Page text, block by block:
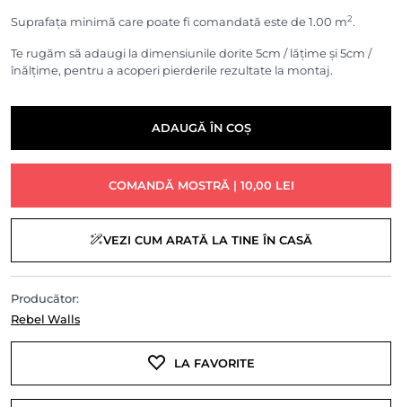
Suprafața minimă care poate fi comandată este de 1.00 m2.
Te rugăm să adaugi la dimensiunile dorite 5cm / lățime și 5cm /
înălțime, pentru a acoperi pierderile rezultate la montaj.
ADAUGĂ ÎN COȘ
COMANDĂ MOSTRĂ | 10,00 LEI
VEZI CUM ARATĂ LA TINE ÎN CASĂ
Producător:
Rebel Walls
LA FAVORITE